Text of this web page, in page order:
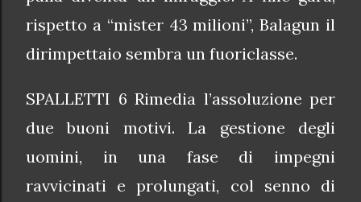
rispetto a “mister 43 milioni”, Balagun il
dirimpettaio sembra un fuoriclasse.
SPALLETTI 6 Rimedia l’assoluzione per
due buoni motivi. La gestione degli
uomini, in una fase di impegni
ravvicinati e prolungati, col senno di